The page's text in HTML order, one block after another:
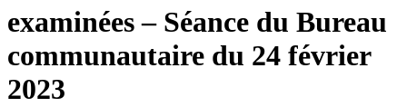
examinées – Séance du Bureau
communautaire du 24 février
2023